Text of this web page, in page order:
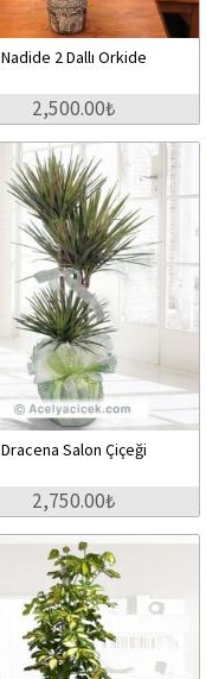
Nadide 2 Dallı Orkide
2,500.00₺
Dracena Salon Çiçeği
2,750.00₺